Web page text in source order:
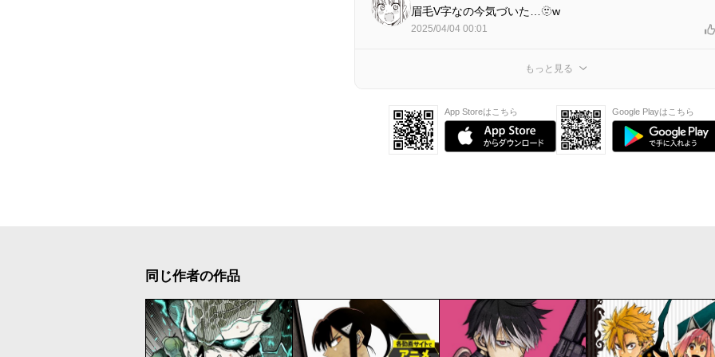
眉毛V字なの今気づいた…🫥w
2025/04/04 00:01
もっと見る
App Storeはこちら Google Playはこちら
同じ作者の作品